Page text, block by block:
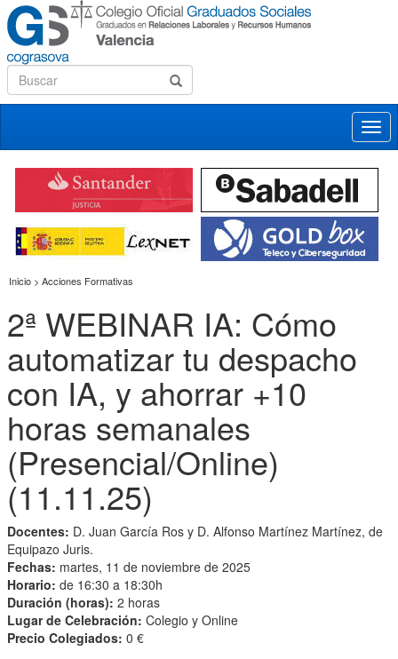
Inicio > Acciones Formativas
2ª WEBINAR IA: Cómo
automatizar tu despacho
con IA, y ahorrar +10
horas semanales
(Presencial/Online)
(11.11.25)
Docentes: D. Juan García Ros y D. Alfonso Martínez Martínez, de
Equipazo Juris.
Fechas: martes, 11 de noviembre de 2025
Horario: de 16:30 a 18:30h
Duración (horas): 2 horas
Lugar de Celebración: Colegio y Online
Precio Colegiados: 0 €